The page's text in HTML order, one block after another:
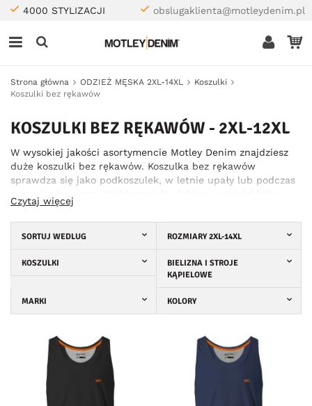
4000 STYLIZACJI obslugaklienta@motleydenim.pl
Strona główna ODZIEŻ MĘSKA 2XL-14XL
Koszulki
Koszulki bez rękawów
KOSZULKI BEZ RĘKAWÓW - 2XL-12XL
W wysokiej jakości asortymencie Motley Denim znajdziesz
duże koszulki bez rękawów. Koszulka bez rękawów
sprawdza się jako podkoszulek, w letnie upały lub podczas
różnych kolorów, z nadrukiem lub bez. Swój rozmiar
znajdziesz w naszym znanym asortymencie 2XL-8XL.
Czytaj więcej
SORTUJ WEDLUG ROZMIARY 2XL-14XL
KOSZULKI
BIELIZNA I STROJE
KĄPIELOWE
MARKI KOLORY